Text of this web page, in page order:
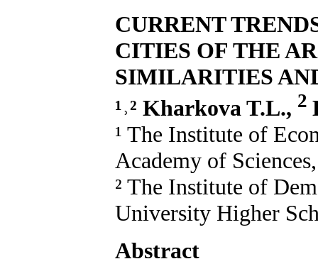
CURRENT
CITIES OF THE
SIMILARITIES
¹˒² Kharkova T.L., 2
¹ The Institute of
Academy of
² The Institute of
University Higher
Abstract